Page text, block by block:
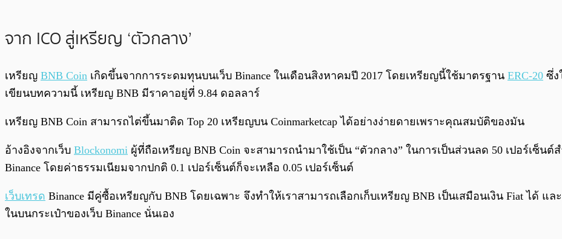
จาก ICO สู่เหรียญ ‘ตัวกลาง’
เหรียญ BNB Coin เกิดขึ้นจากการระดมทุนบนเว็บ Binance ในเดือนสิงหาคมปี 2017 โดยเหรียญนี้ใช้มาตรฐาน ERC-20 ซึ่ง
เขียนบทความนี้ เหรียญ BNB มีราคาอยู่ที่ 9.84 ดอลลาร์
เหรียญ BNB Coin สามารถไต่ขึ้นมาติด Top 20 เหรียญบน Coinmarketcap ได้อย่างง่ายดายเพราะคุณสมบัติของมัน
อ้างอิงจากเว็บ Blockonomi ผู้ที่ถือเหรียญ BNB Coin จะสามารถนำมาใช้เป็น “ตัวกลาง” ในการเป็นส่วนลด 50 เปอร์เซ็น
Binance โดยค่าธรรมเนียมจากปกติ 0.1 เปอร์เซ็นต์ก็จะเหลือ 0.05 เปอร์เซ็นต์
เว็บเทรด Binance มีคู่ซื้อเหรียญกับ BNB โดยเฉพาะ จึงทำให้เราสามารถเลือกเก็บเหรียญ BNB เป็นเสมือนเงิน Fiat ได้
ในบนกระเป๋าของเว็บ Binance นั่นเอง